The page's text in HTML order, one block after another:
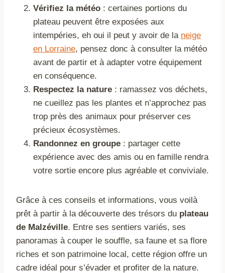
Vérifiez la météo : certaines portions du
plateau peuvent être exposées aux
intempéries, eh oui il peut y avoir de la neige
en Lorraine, pensez donc à consulter la météo
avant de partir et à adapter votre équipement
en conséquence.
Respectez la nature : ramassez vos déchets,
ne cueillez pas les plantes et n’approchez pas
trop près des animaux pour préserver ces
précieux écosystèmes.
Randonnez en groupe : partager cette
expérience avec des amis ou en famille rendra
votre sortie encore plus agréable et conviviale.
Grâce à ces conseils et informations, vous voilà
prêt à partir à la découverte des trésors du plateau
de Malzéville. Entre ses sentiers variés, ses
panoramas à couper le souffle, sa faune et sa flore
riches et son patrimoine local, cette région offre un
cadre idéal pour s’évader et profiter de la nature.